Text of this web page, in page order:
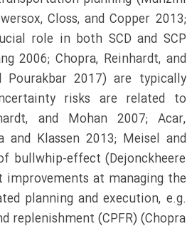
Closs, and Copper 2013;
role in both SCD and SCP
2006; Chopra, Reinhardt, and
Pourakbar 2017) are typically
risks are related to
and Mohan 2007; Acar,
and Klassen 2013; Meisel and
bullwhip-effect (Dejonckheere
improvements at managing the
planning and execution, e.g.
replenishment (CPFR) (Chopra